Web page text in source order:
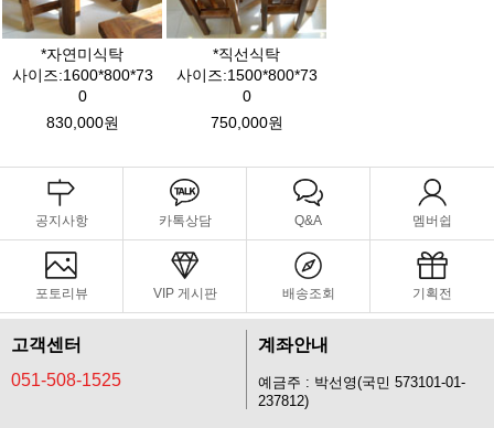
*자연미식탁
사이즈:1600*800*73
0
830,000원
*직선식탁
사이즈:1500*800*73
0
750,000원
공지사항 카톡상담 Q&A 멤버쉽
포토리뷰 VIP 게시판 배송조회 기획전
고객센터
051-508-1525
계좌안내
예금주 : 박선영(국민 573101-01-
237812)